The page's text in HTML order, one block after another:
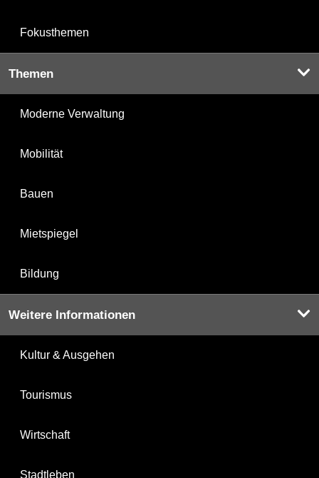
Fokusthemen
Themen
Moderne Verwaltung
Mobilität
Bauen
Mietspiegel
Bildung
Weitere Informationen
Kultur & Ausgehen
Tourismus
Wirtschaft
Stadtleben